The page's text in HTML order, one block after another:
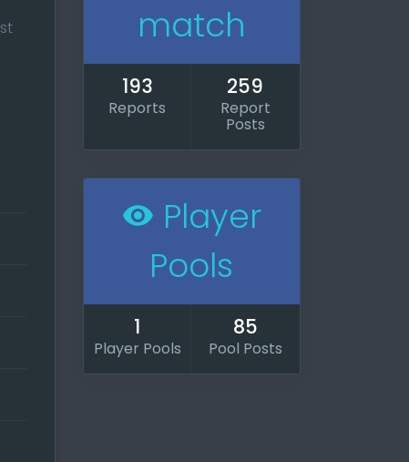
match
193
Reports
259
Report
Posts
Player
Pools
1
Player Pools
85
Pool Posts